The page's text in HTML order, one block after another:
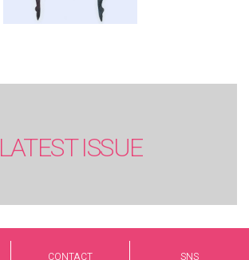
LATEST ISSUE
CONTACT SNS